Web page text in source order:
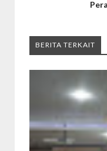
BERITA TERKAIT